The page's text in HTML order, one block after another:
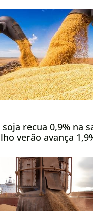
recua 0,9% na
verão avança